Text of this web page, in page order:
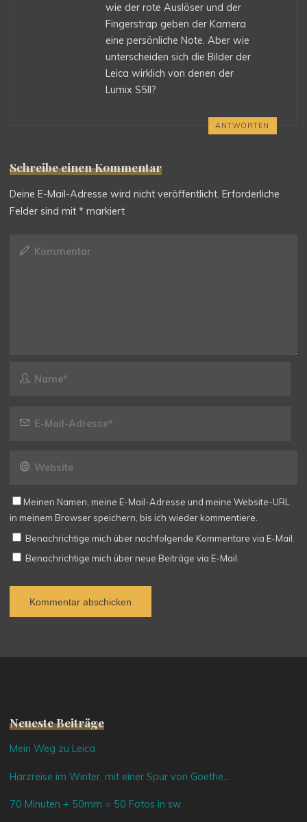
wie der rote Auslöser und der
Fingerstrap geben der Kamera
eine persönliche Note. Aber wie
unterscheiden sich die Bilder der
Leica wirklich von denen der
Lumix S5II?
ANTWORTEN
Schreibe einen Kommentar
Deine E-Mail-Adresse wird nicht veröffentlicht. Erforderliche
Felder sind mit* markiert
Meinen Namen, meine E-Mail-Adresse und meine Website-URL
in meinem Browser speichern, bis ich wieder kommentiere.
Benachrichtige mich über nachfolgende Kommentare via E-Mail.
Benachrichtige mich über neue Beiträge via E-Mail.
Neueste Beiträge
Mein Weg zu Leica
Harzreise im Winter, mit einer Spur von Goethe…
70 Minuten + 50mm = 50 Fotos in sw